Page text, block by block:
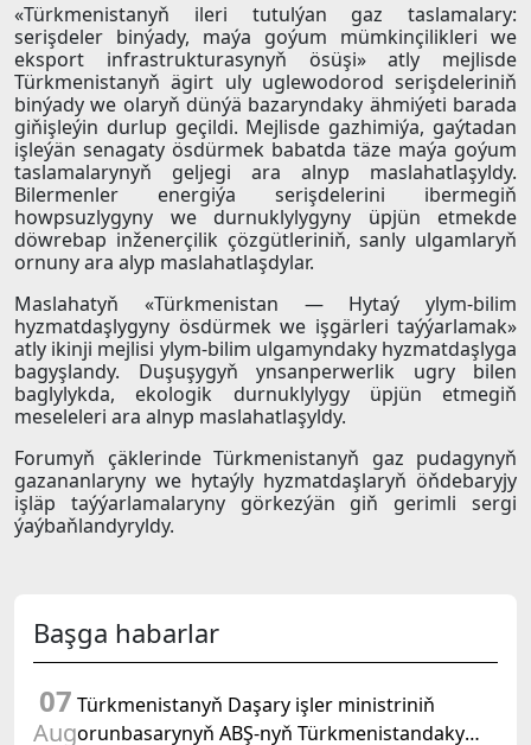
«Türkmenistanyň ileri tutulýan gaz taslamalary:
serişdeler binýady, maýa goýum mümkinçilikleri we
eksport infrastrukturasynyň ösüşi» atly mejlisde
Türkmenistanyň ägirt uly uglewodorod serişdeleriniň
binýady we olaryň dünýä bazaryndaky ähmiýeti barada
giňişleýin durlup geçildi. Mejlisde gazhimiýa, gaýtadan
işleýän senagaty ösdürmek babatda täze maýa goýum
taslamalarynyň geljegi ara alnyp maslahatlaşyldy.
Bilermenler energiýa serişdelerini ibermegiň
howpsuzlygyny we durnuklylygyny üpjün etmekde
döwrebap inženerçilik çözgütleriniň, sanly ulgamlaryň
ornuny ara alyp maslahatlaşdylar.
Maslahatyň «Türkmenistan — Hytaý ylym-bilim
hyzmatdaşlygyny ösdürmek we işgärleri taýýarlamak»
atly ikinji mejlisi ylym-bilim ulgamyndaky hyzmatdaşlyga
bagyşlandy. Duşuşygyň ynsanperwerlik ugry bilen
baglylykda, ekologik durnuklylygy üpjün etmegiň
meseleleri ara alnyp maslahatlaşyldy.
Forumyň çäklerinde Türkmenistanyň gaz pudagynyň
gazananlaryny we hytaýly hyzmatdaşlaryň öňdebaryjy
işläp taýýarlamalaryny görkezýän giň gerimli sergi
ýaýbaňlandyryldy.
Başga habarlar
07
Aug
Türkmenistanyň Daşary işler ministriniň
orunbasarynyň ABŞ-nyň Türkmenistandaky